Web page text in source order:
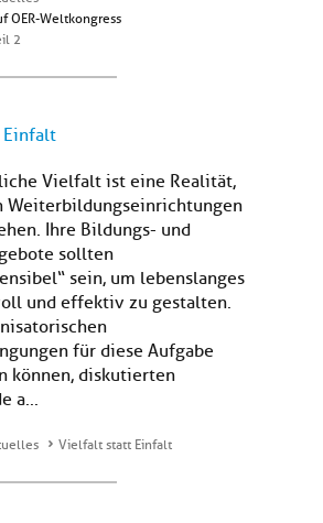
OER-Weltkongress
2
Vielfalt ist eine Realität,
Weiterbildungseinrichtungen
Ihre Bildungs- und
sollten
sein, um lebenslanges
und effektiv zu gestalten.
für diese Aufgabe
können, diskutierten
a...
Vielfalt statt Einfalt